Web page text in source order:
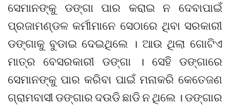
ସେମାନଙ୍କୁ ଡଙ୍ଗା ପାର କରାଇ ନ ଦେବାପାଇଁ
ପ୍ରଜାମଣ୍ଡଳ କର୍ମୀମାନେ ସେଠାରେ ଥିବା ସରକାରୀ
ଡଙ୍ଗାକୁ ବୁଡାଇ ଦେଇଥିଲେ । ଆଉ ଥିଲା ଗୋଟିଏ
ମାତ୍ର ବେସରକାରୀ ଡଙ୍ଗା । ସେହି ଡଙ୍ଗାରେ
ସେମାନଙ୍କୁ ପାର କରିବା ପାଇଁ ମନାକରି କେତେଜଣ
ଗ୍ରାମବାସୀ ଡଙ୍ଗାର ଦଉଡି ଛାଡି ନ ଥିଲେ । ଡଙ୍ଗାର